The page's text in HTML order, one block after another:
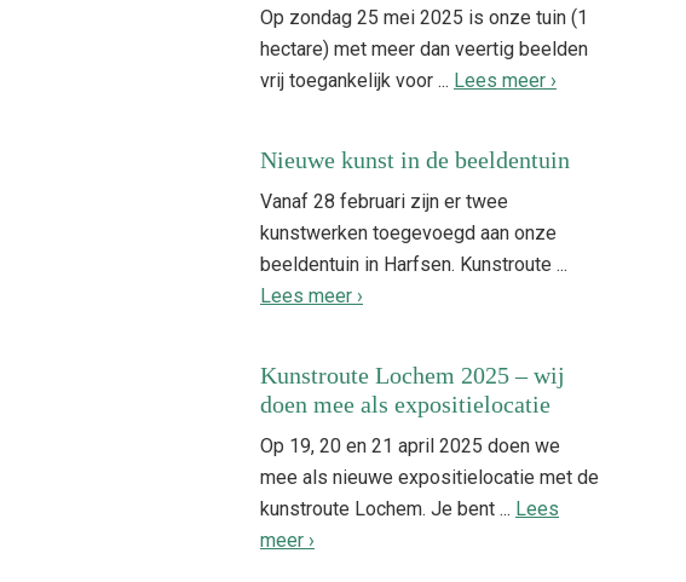
Op zondag 25 mei 2025 is onze tuin (1
hectare) met meer dan veertig beelden
vrij toegankelijk voor ... Lees meer ›
Nieuwe kunst in de beeldentuin
Vanaf 28 februari zijn er twee
kunstwerken toegevoegd aan onze
beeldentuin in Harfsen. Kunstroute ...
Lees meer ›
Kunstroute Lochem 2025 – wij
doen mee als expositielocatie
Op 19, 20 en 21 april 2025 doen we
mee als nieuwe expositielocatie met de
kunstroute Lochem. Je bent ... Lees
meer ›